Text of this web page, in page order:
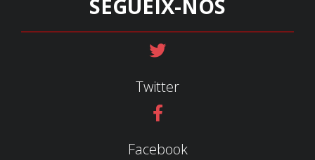
SEGUEIX-NOS
Twitter
Facebook